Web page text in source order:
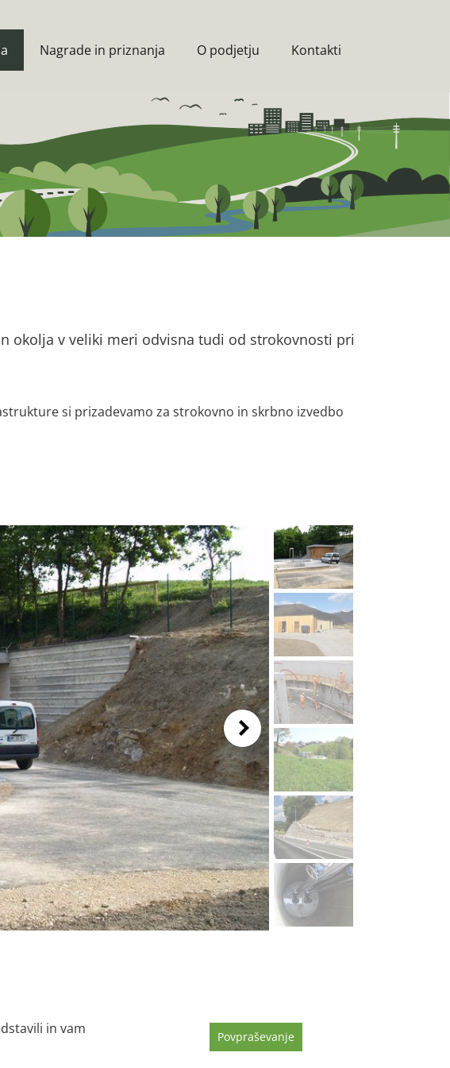
Nagrade in priznanja O podjetju Kontakti
okolja v veliki meri odvisna tudi od strokovnosti pri
si prizadevamo za strokovno in skrbno izvedbo
in vam
Povpraševanje